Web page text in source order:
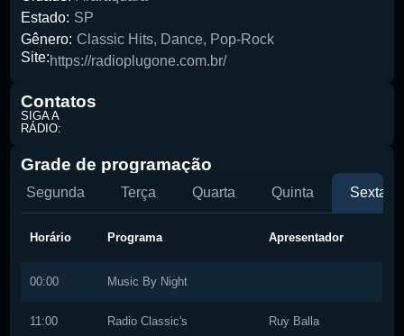
Estado: SP
Gênero: Classic Hits, Dance, Pop-Rock
Site:https://radioplugone.com.br/
Contatos
SIGA A
RÁDIO:
Grade de programação
Segunda Terça Quarta Quinta Sexta
Horário Programa Apresentador
00:00 Music By Night
11:00 Radio Classic's Ruy Balla